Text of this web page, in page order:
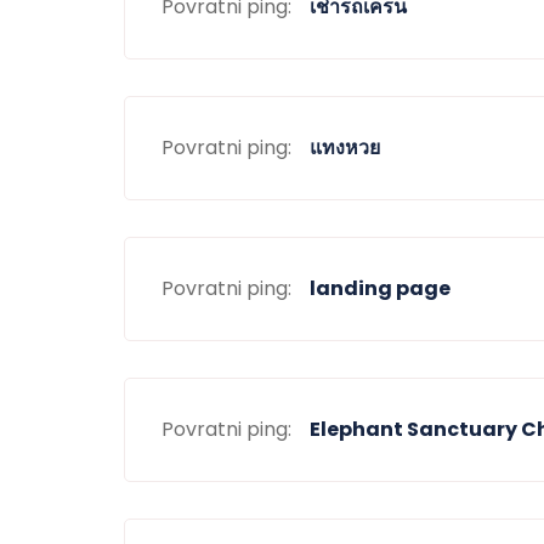
Povratni ping: เช่ารถเครน
Povratni ping: แทงหวย
Povratni ping: landing page
Povratni ping: Elephant Sanctuary